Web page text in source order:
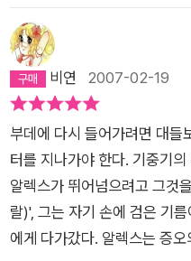
있었다. 로렌초 덕에 나는 내
있었다. (187, 다른 사람을 구
겪어보기 어려운 일이지만 또
우리는 죽어야 할 사람의 고함
과 복종의 두텁고 낡은 장막을
은 인간의 마음을 뒤흔들어
etzte!˝(동지들, 내가 마지막
는 개인적인 것이고 한 사람에
향해지는 것이라는 점이다.
은 이름도 얼굴도 갖고 있지
는 것이었다.그 곳과 이 곳.
않는 많은 사람 틈바구니 속에
기억인 동시에, 알아주길 바
나지 못한 채 말이다.그럼에도
갔다.사실을 정확히 알려야 했
기 위하여.2017년에 개봉한
다.제2차 세계대전 종전 후,
이 덴마크 해변에 묻힌 지뢰를
야기를 담고 있는데, 어느 날
소년병이 비통함에 절규하며
심지어 수용소를 책임지고 있
기 위한 숟가락도 공급하지 않
한 만인의 투쟁이라는 이론적
건 투쟁에 나서야했다. 그 와
위생관리라는 절멸수용소에
언제 죽을 지도 모르는 암울한
슨 상관인가라는 프리모 레비
프는 그들에 동의하지 않는
대한 존중과 청결함을 지켜야
버렸다. 승승장구하던 독일인
려는 작업은 부패한 독일인들
건 바로 인간이다. 부당한 행
도 인간이다. 거리낌 없이 시
죽기를 기다렸던 사람은, 물
피그미, 가장 잔인한 사디스
에서 멀리 떨어진 사람이다.
은 나치 친위대뿐이 아니었다
와 격리되었고, 그 안에서도
용을 복기하는 일은 얼마나
을 덮으면 -책을 덮는다고 기
든 환상을 깨야 한다. 그리고
‘인간적’이라는 말은 얼마나
해야한다.레비는 왜, 어쩌자
동료들은 나를 부러워한다. 그
족하지 않을 수 있겠는가? 하
해 실험실의 문지방을 넘어서
비연 2007-02-19
부데에 다시 들어가려면 대들
터를 지나가야 한다. 기중기
알렉스가 뛰어넘으려고 그
랄)', 그는 자기 손에 검은 기
에게 다가갔다. 알렉스는 증